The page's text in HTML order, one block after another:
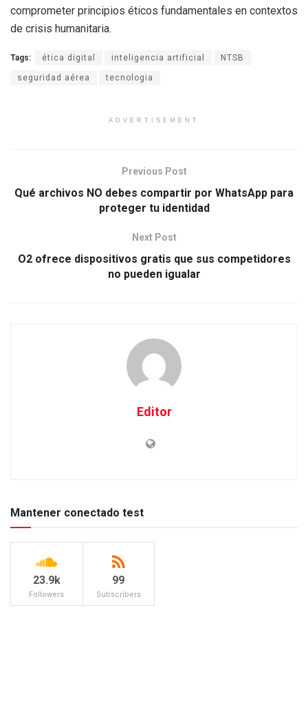
comprometer principios éticos fundamentales en contextos
de crisis humanitaria.
Tags: ética digital inteligencia artificial NTSB
seguridad aérea tecnologia
ADVERTISEMENT
Previous Post
Qué archivos NO debes compartir por WhatsApp para
proteger tu identidad
Next Post
O2 ofrece dispositivos gratis que sus competidores
no pueden igualar
Editor
Mantener conectado test
23.9k
Followers
99
Subscribers